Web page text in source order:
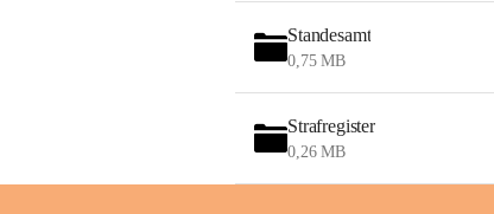
Standesamt
0,75 MB
Strafregister
0,26 MB